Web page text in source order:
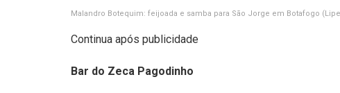
Malandro Botequim: feijoada e samba para São Jorge em Botafogo
Continua após publicidade
Bar do Zeca Pagodinho